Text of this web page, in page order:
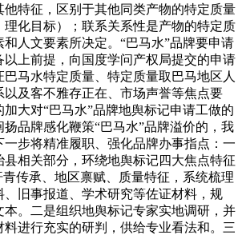
他特征，区别于其他同类产物的特定质量
理化目标）；联系关系性是产物的特定质
人文要素所决定。“巴马水”品牌要申请
以上前提，向国度学问产权局提交的申请
马水特定质量、特定质量取巴马地区人
以及客不雅存正在、市场声誉等焦点要
大对“巴马水”品牌地舆标记申请工做的
品牌感化鞭策“巴马水”品牌溢价的，我
一步将精准履职、强化品牌办事指点：一
县相关部分，环绕地舆标记四大焦点特征
青传承、地区禀赋、质量特征，系统梳理
、旧事报道、学术研究等佐证材料，规
本。二是组织地舆标记专家实地调研，并
料进行充实的研判，供给专业看法和。三